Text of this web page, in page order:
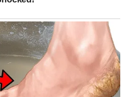
krvi u arterijama zdjelice.
nagloili se brzo
naglašavaju da je riječ o stanju
procjenu